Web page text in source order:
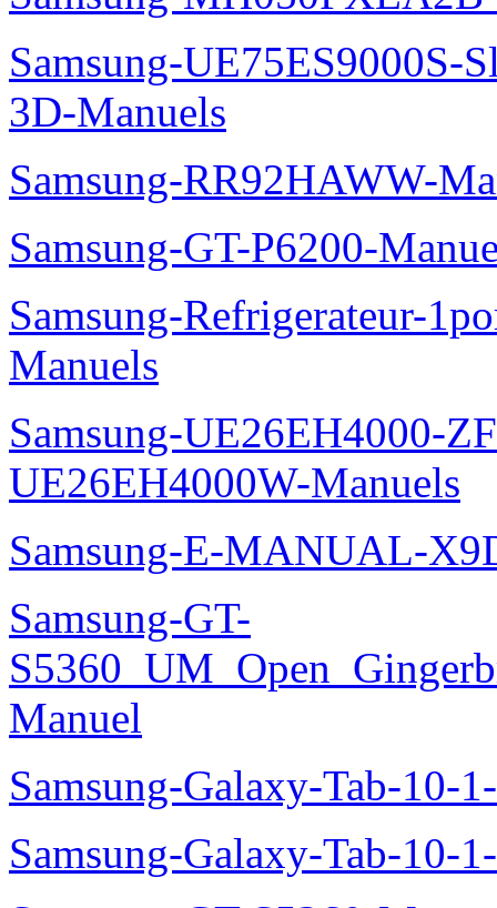
Samsung-
3D-Manuels
Samsung-RR92HAWW-
Samsung-GT-P6200-
Samsung-Refrigerateur-
Manuels
Samsung-UE26EH4000-
UE26EH4000W-Manuels
Samsung-E-MANUAL-
Samsung-GT-
Manuel
Samsung-Galaxy-Tab-10-
Samsung-Galaxy-Tab-10-